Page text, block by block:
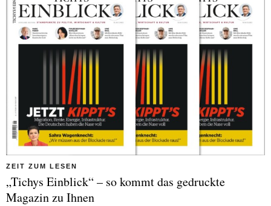
ZEIT ZUM LESEN
„Tichys Einblick“ – so kommt das gedruckte
Magazin zu Ihnen